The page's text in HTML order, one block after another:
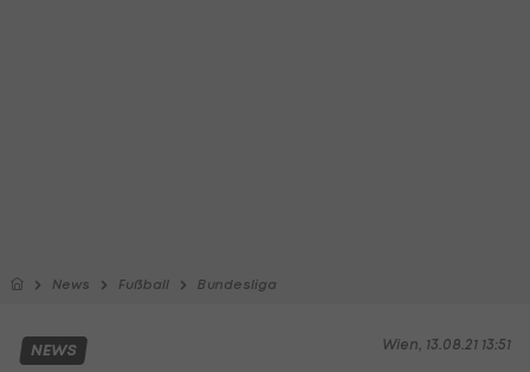
News Fußball Bundesliga
Wien, 13.08.21 13:51
NEWS